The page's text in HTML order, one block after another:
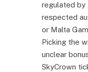
regulated by
respected
or Malta
Picking the
unclear
SkyCrown